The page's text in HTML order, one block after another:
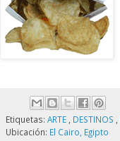
Etiquetas: ARTE DESTINOS
Ubicación: El Cairo, Egipto